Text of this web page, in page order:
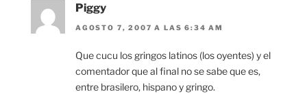
Piggy
AGOSTO 7, 2007 A LAS 6:34 AM
Que cucu los gringos latinos (los oyentes) y el
comentador que al final no se sabe que es,
entre brasilero, hispano y gringo.